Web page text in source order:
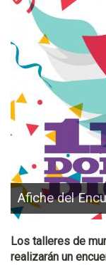
Afiche del
Los talleres de
realizarán un